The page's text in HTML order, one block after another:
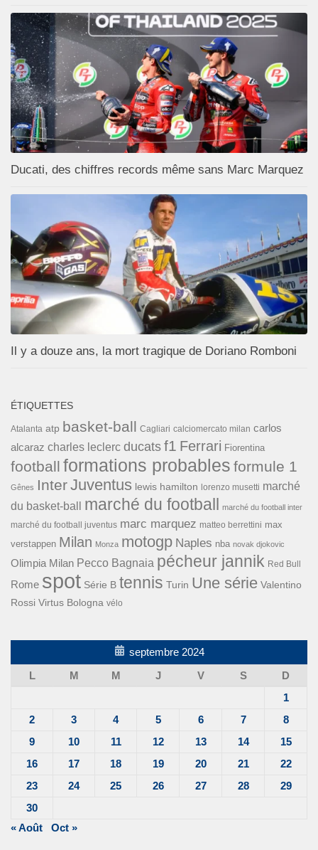
Ducati, des chiffres records même sans Marc Marquez
Il y a douze ans, la mort tragique de Doriano Romboni
ÉTIQUETTES
Atalanta atp basket-ball Cagliari calciomercato milan carlos
alcaraz charles leclerc ducats f1 Ferrari Fiorentina
football formations probables formule 1
Gênes InterJuventus lewis hamilton lorenzo musetti marché
du basket-ball
marché du football marché du football inter
marché du football juventus marc marquez matteo berrettini max
verstappen Milan Monza motogp Naples nba novak djokovic
Olimpia Milan Pecco Bagnaia pécheur jannik Red Bull
Rome spot Série B tennis Turin Une série Valentino
Rossi Virtus Bologna vélo
septembre 2024
L
M M J V S
D
1
2
3 4 5 6 7
8
9
10 11 12 13 14
15
16
17 18 19 20 21
22
23
24 25 26 27 28
29
30
« Août
Oct »